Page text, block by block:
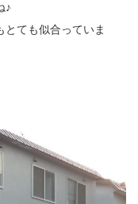
♪
ても似合っていま